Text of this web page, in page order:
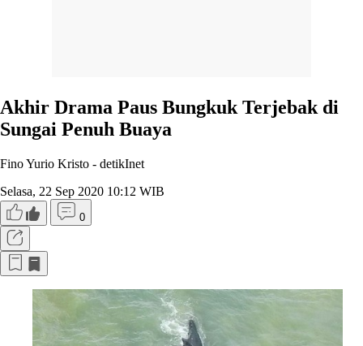
Akhir Drama Paus Bungkuk Terjebak di
Sungai Penuh Buaya
Fino Yurio Kristo - detikInet
Selasa, 22 Sep 2020 10:12 WIB
0